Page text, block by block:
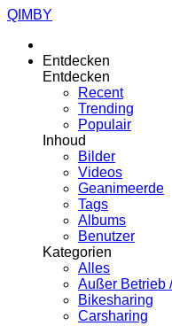
QIMBY
Entdecken
Entdecken
Recent
Trending
Populair
Inhoud
Bilder
Videos
Geanimeerde
Tags
Albums
Benutzer
Kategorien
Alles
Außer Betrieb
Bikesharing
Carsharing